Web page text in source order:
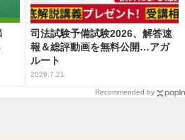
司法試験予備試験2026、解答速
報＆総評動画を無料公開…アガ
ルート
2026.7.21
Recommended by